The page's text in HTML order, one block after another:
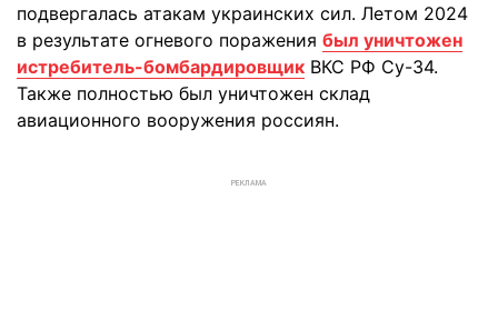
подвергалась атакам украинских сил. Летом 2024
в результате огневого поражения был уничтожен
истребитель-бомбардировщик ВКС РФ Су-34.
Также полностью был уничтожен склад
авиационного вооружения россиян.
РЕКЛАМА